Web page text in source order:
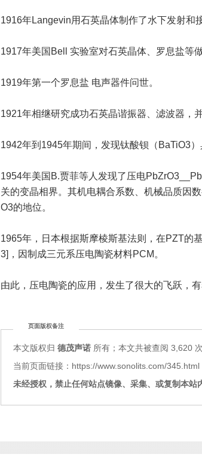
1916年Langevin用石英晶体制作了水下发射和
1917年美国Bell 实验室对石英晶体、罗息盐等
1919年第一个罗息盐 电声器件问世。
1921年相继研究成功石英晶谐振器、滤波器，
1942年到1945年期间，发现钛酸钡（BaTiO3）
1954年美国B.贾菲等人发现了压电
关的变晶相界。其机电耦合系数、机械品质因
O3的地位。
1965年，日本根据斯摩棱斯基法则，在PZT的
3]，因制成三元系压电陶瓷材料PCM。
由此，压电陶瓷的应用，发生了很大的飞跃，有
页面版权备注
本文版权归 德茂声诺 所有；本文共被查阅 3,620 次
当前页面链接：https://www.sonolits.com/345.html
未经授权，禁止任何站点镜像、采集、或复制本站